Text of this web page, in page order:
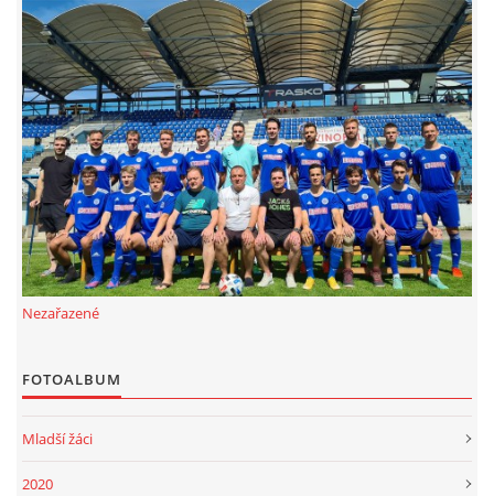
DOTACE
FKD, z.s.
Drnovice 704
68304 Drnovice
ičo 27005305
č.ú. 3227086359 / 0800
© 2026 eStránky.cz |RSS
Nezařazené
FOTOALBUM
Mladší žáci
2020